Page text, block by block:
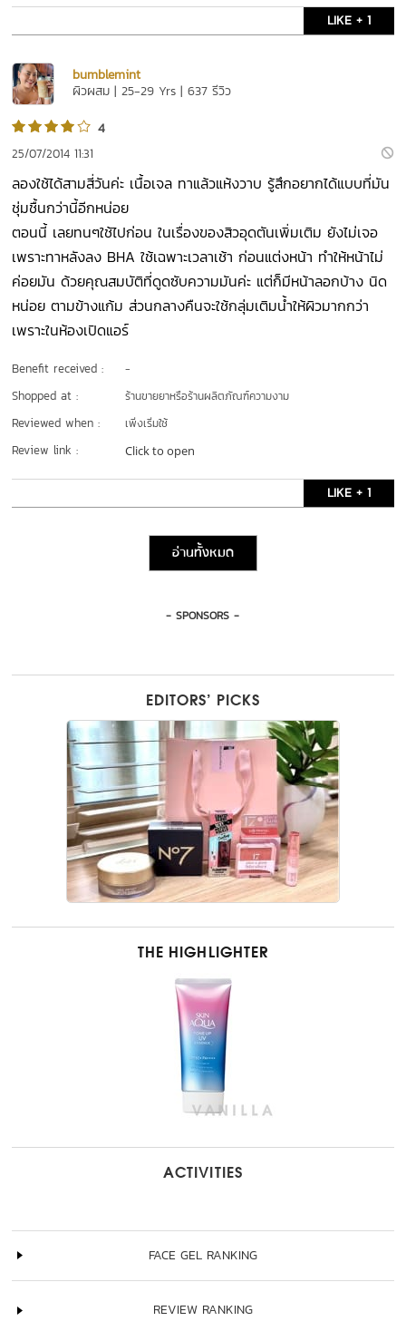
LIKE + 1
bumblemint
ผิวผสม | 25-29 Yrs | 637 รีวิว
4
25/07/2014 11:31
ลองใช้ได้สามสี่วันค่ะ เนื้อเจล ทาแล้วแห้งวาบ รู้สึกอยากได้แบบที่มัน
ชุ่มชื้นกว่านี้อีกหน่อย
ตอนนี้ เลยทนๆใช้ไปก่อน ในเรื่องของสิวอุดตันเพิ่มเติม ยังไม่เจอ
เพราะทาหลังลง BHA ใช้เฉพาะเวลาเช้า ก่อนแต่งหน้า ทำให้หน้าไม่
ค่อยมัน ด้วยคุณสมบัติที่ดูดซับความมันค่ะ แต่ก็มีหน้าลอกบ้าง นิด
หน่อย ตามข้างแก้ม ส่วนกลางคืนจะใช้กลุ่มเติมน้ำให้ผิวมากกว่า
เพราะในห้องเปิดแอร์
Benefit received : -
Shopped at : ร้านขายยาหรือร้านผลิตภัณฑ์ความงาม
Reviewed when : เพิ่งเริ่มใช้
Review link : Click to open
LIKE + 1
อ่านทั้งหมด
- SPONSORS -
EDITORS’ PICKS
THE HIGHLIGHTER
ACTIVITIES
FACE GEL RANKING
REVIEW RANKING